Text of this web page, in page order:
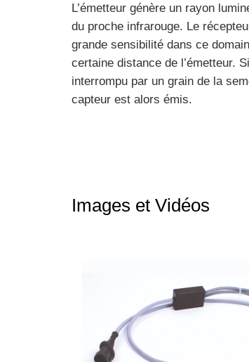
L’émetteur génère un rayon
du proche infrarouge. Le
grande sensibilité dans ce
certaine distance de l’émetteur.
interrompu par un grain de la
capteur est alors émis.
Images et Vidéos